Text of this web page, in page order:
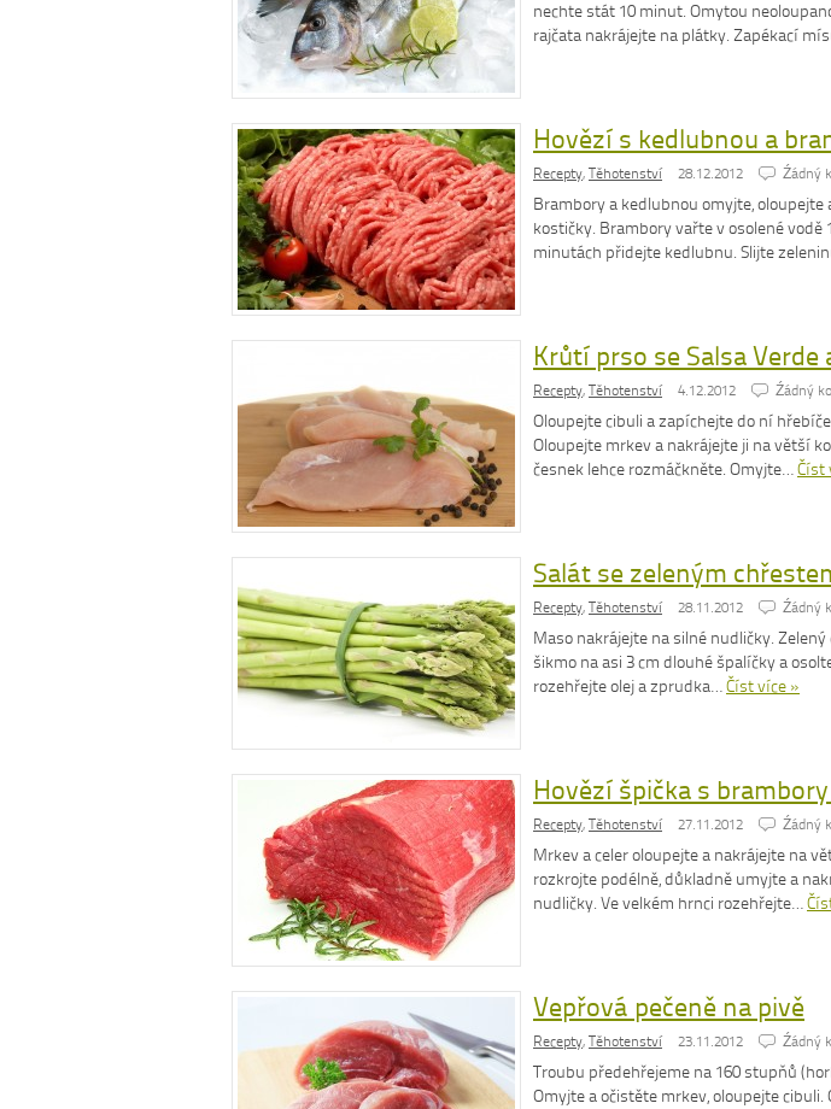
nechte stát 10 minut. Omytou
rajčata nakrájejte na plátky. Zapékací
Hovězí s kedlubnou a
Recepty, Těhotenství 28.12.2012 Źádný
Brambory a kedlubnou omyjte, oloupejte
kostičky. Brambory vařte v osolené vodě
minutách přidejte kedlubnu. Slijte
Krůtí prso se Salsa Verde
Recepty, Těhotenství 4.12.2012 Źádný
Oloupejte cibuli a zapíchejte do ní
Oloupejte mrkev a nakrájejte ji na větší
česnek lehce rozmáčkněte. Omyjte…Číst
Salát se zeleným
Recepty, Těhotenství 28.11.2012 Źádný
Maso nakrájejte na silné nudličky.
šikmo na asi 3 cm dlouhé špalíčky a
rozehřejte olej a zprudka…Číst více »
Hovězí špička s
Recepty, Těhotenství 27.11.2012 Źádný
Mrkev a celer oloupejte a nakrájejte na
rozkrojte podélně, důkladně umyjte a
nudličky. Ve velkém hrnci rozehřejte…
Vepřová pečeně na pivě
Recepty, Těhotenství 23.11.2012 Źádný
Troubu předehřejeme na 160 stupňů
Omyjte a očistěte mrkev, oloupejte cibuli.